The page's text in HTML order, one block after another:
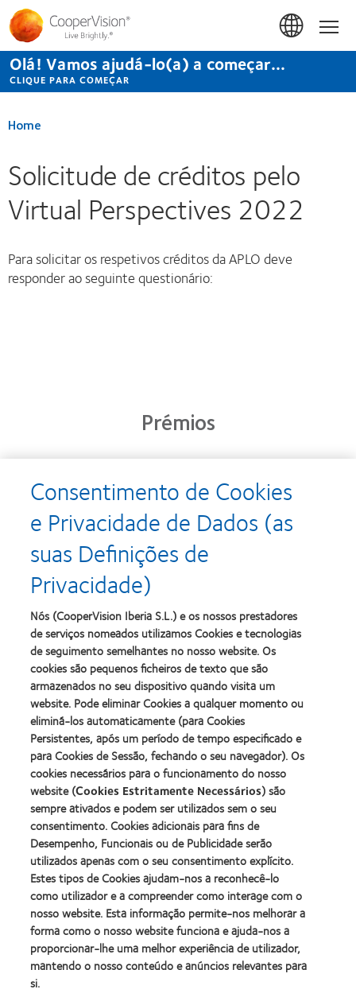
Passar
para
conteúdo
principal
Início
Olá! Vamos ajudá-lo(a) a começar...
CLIQUE PARA COMEÇAR
Home
Solicitude de créditos pelo
Virtual Perspectives 2022
Para solicitar os respetivos créditos da APLO deve
responder ao seguinte questionário:
Prémios
Learn
more
about
Prémio
Silmo
d’Or
para
o
melhor
produto
com
MyDay™
(2013)
Learn
more
about
Produto
do
Ano
Contacto
(2013)
Learn
about
2012
&
2010
Melhores
Empresas
para
Líderes
(2012)
about
2011
Best
Factory
Awards
(2011)
Learn
more
about
ODMA
2011
(2011)
Learn
more
about
2012
Manufacturing
Leadership
100
(ML
100)
Award
(2012)
Learn
more
about
2012
REBRAND
100®
Global
Award
(2012)
Learn
more
about
Prémio
da
Industria
da
BCLA
Os nossos produtos
Tecnologia de lentes de contacto
Encontre as suas lentes
Consentimento de Cookies
e Privacidade de Dados (as
suas Definições de
Privacidade)
Nós (CooperVision Iberia S.L.) e os nossos prestadores
de serviços nomeados utilizamos Cookies e tecnologias
de seguimento semelhantes no nosso website. Os
cookies são pequenos ficheiros de texto que são
armazenados no seu dispositivo quando visita um
website. Pode eliminar Cookies a qualquer momento ou
eliminá-los automaticamente (para Cookies
Persistentes, após um período de tempo especificado e
para Cookies de Sessão, fechando o seu navegador). Os
cookies necessários para o funcionamento do nosso
website (Cookies Estritamente Necessários) são
sempre ativados e podem ser utilizados sem o seu
consentimento. Cookies adicionais para fins de
Desempenho, Funcionais ou de Publicidade serão
utilizados apenas com o seu consentimento explícito.
Estes tipos de Cookies ajudam-nos a reconhecê-lo
como utilizador e a compreender como interage com o
nosso website. Esta informação permite-nos melhorar a
forma como o nosso website funciona e ajuda-nos a
proporcionar-lhe uma melhor experiência de utilizador,
mantendo o nosso conteúdo e anúncios relevantes para
si.